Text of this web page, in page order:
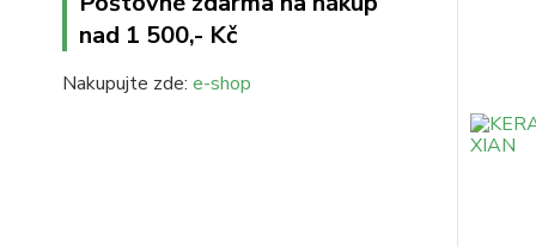
nad 1 500,- Kč
Nakupujte zde: e-shop